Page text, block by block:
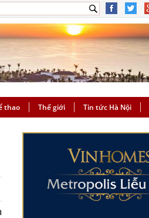
thao Thế giới Tin tức Hà Nội